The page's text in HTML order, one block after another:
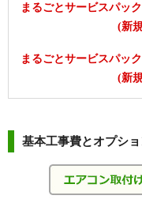
まるごとサービスパック
(新
まるごとサービスパック
(新
基本工事費とオプシ